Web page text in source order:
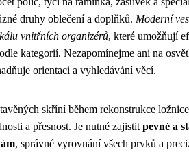
druhy oblečení a doplňků. Moderní
vnitřních organizérů, které umožňují
kategorií. Nezapomínejme ani na
orientaci a vyhledávání věcí.
skříní během rekonstrukce
a přesnost. Je nutné zajistit pevné a
, správné vyrovnání všech prvků a